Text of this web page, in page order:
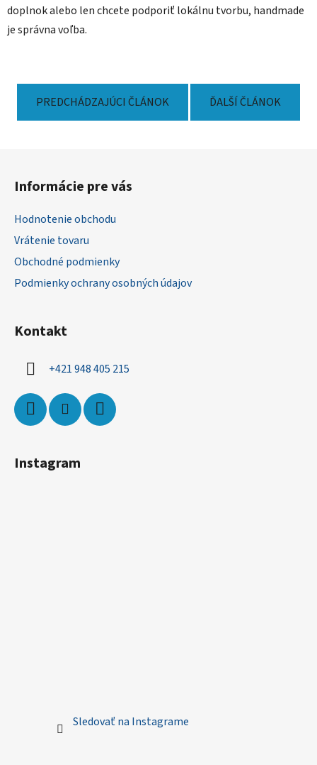
doplnok alebo len chcete podporiť lokálnu tvorbu, handmade
je správna voľba.
PREDCHÁDZAJÚCI ČLÁNOK ĎALŠÍ ČLÁNOK
Informácie pre vás
Hodnotenie obchodu
Vrátenie tovaru
Obchodné podmienky
Podmienky ochrany osobných údajov
Kontakt
+421 948 405 215
Instagram
Sledovať na Instagrame